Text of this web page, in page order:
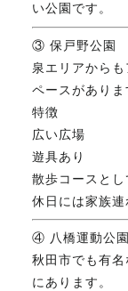
い公園です。
③ 保戸野公園
泉エリアから
ペースがありま
特徴
広い広場
遊具あり
散歩コースと
休日には家族連
④ 八橋運動公園
秋田市でも有
にあります。